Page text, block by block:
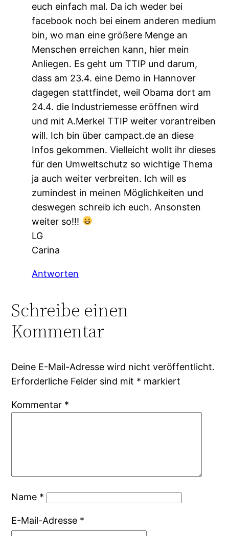
euch einfach mal. Da ich weder bei
facebook noch bei einem anderen medium
bin, wo man eine größere Menge an
Menschen erreichen kann, hier mein
Anliegen. Es geht um TTIP und darum,
dass am 23.4. eine Demo in Hannover
dagegen stattfindet, weil Obama dort am
24.4. die Industriemesse eröffnen wird
und mit A.Merkel TTIP weiter vorantreiben
will. Ich bin über campact.de an diese
Infos gekommen. Vielleicht wollt ihr dieses
für den Umweltschutz so wichtige Thema
ja auch weiter verbreiten. Ich will es
zumindest in meinen Möglichkeiten und
deswegen schreib ich euch. Ansonsten
weiter so!!!
LG
Carina
Antworten
Schreibe einen
Kommentar
Deine E-Mail-Adresse wird nicht veröffentlicht.
Erforderliche Felder sind mit * markiert
Kommentar *
Name *
E-Mail-Adresse *